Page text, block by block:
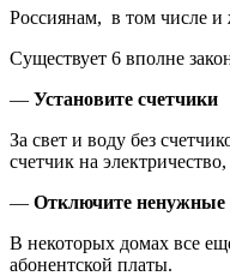
Россиянам, в том числе и
Существует 6 вполне
— Установите счетчики
За свет и воду без
счетчик на
— Отключите ненужные
В некоторых домах все
абонентской платы.